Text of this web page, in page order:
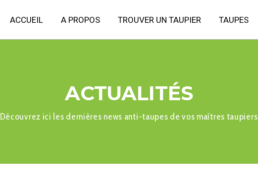
ACCUEIL A PROPOS TROUVER UN TAUPIER TAUPES
ACTUALITÉS
Découvrez ici les dernières news anti-taupes de vos maîtres taupiers